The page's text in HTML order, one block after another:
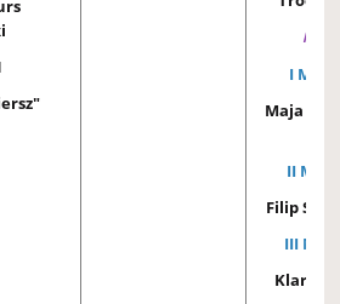
klasy
I
Maja
II
Filip
III
Klara